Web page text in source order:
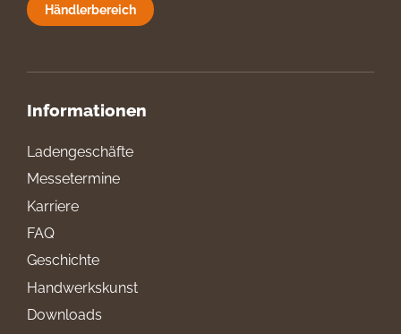
Händlerbereich
Informationen
Ladengeschäfte
Messetermine
Karriere
FAQ
Geschichte
Handwerkskunst
Downloads